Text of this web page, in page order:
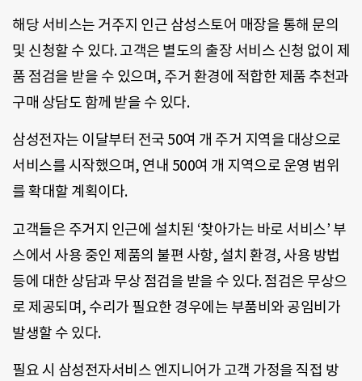
해당 서비스는 거주지 인근 삼성스토어 매장을 통해 문의
및 신청할 수 있다. 고객은 별도의 출장 서비스 신청 없이 제
품 점검을 받을 수 있으며, 주거 환경에 적합한 제품 추천과
구매 상담도 함께 받을 수 있다.
삼성전자는 이달부터 전국 50여 개 주거 지역을 대상으로
서비스를 시작했으며, 연내 500여 개 지역으로 운영 범위
를 확대할 계획이다.
고객들은 주거지 인근에 설치된 ‘찾아가는 바로 서비스’ 부
스에서 사용 중인 제품의 불편 사항, 설치 환경, 사용 방법
등에 대한 상담과 무상 점검을 받을 수 있다. 점검은 무상으
로 제공되며, 수리가 필요한 경우에는 부품비와 공임비가
발생할 수 있다.
필요 시 삼성전자서비스 엔지니어가 고객 가정을 직접 방